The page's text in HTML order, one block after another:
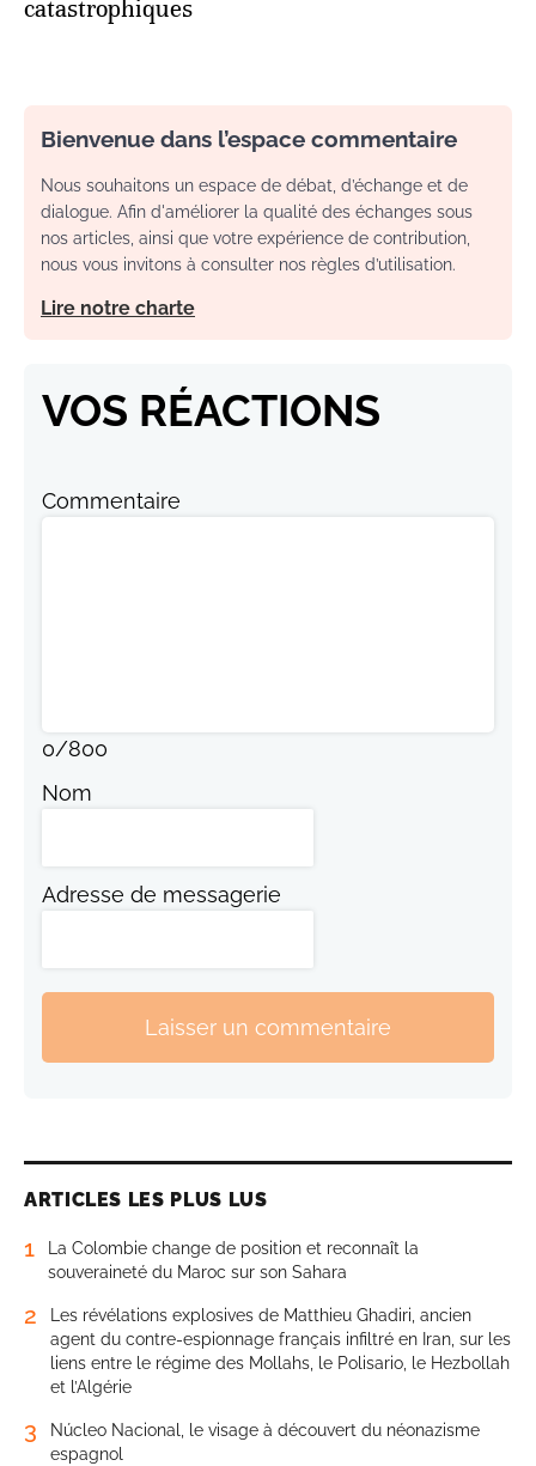
catastrophiques
Bienvenue dans l’espace commentaire
Nous souhaitons un espace de débat, d’échange et de
dialogue. Afin d'améliorer la qualité des échanges sous
nos articles, ainsi que votre expérience de contribution,
nous vous invitons à consulter nos règles d’utilisation.
Lire notre charte
VOS RÉACTIONS
Commentaire
0/800
Nom
Adresse de messagerie
Laisser un commentaire
ARTICLES LES PLUS LUS
1
La Colombie change de position et reconnaît la
souveraineté du Maroc sur son Sahara
2
Les révélations explosives de Matthieu Ghadiri, ancien
agent du contre-espionnage français infiltré en Iran, sur les
liens entre le régime des Mollahs, le Polisario, le Hezbollah
et l’Algérie
3
Núcleo Nacional, le visage à découvert du néonazisme
espagnol